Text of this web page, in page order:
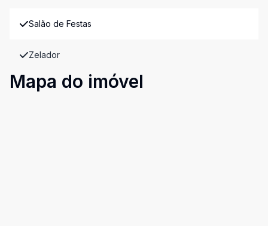
Salão de Festas
Zelador
Mapa do imóvel